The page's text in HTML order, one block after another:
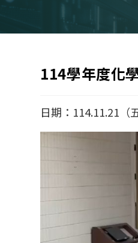
114學年度化
日期：114.11.21（五